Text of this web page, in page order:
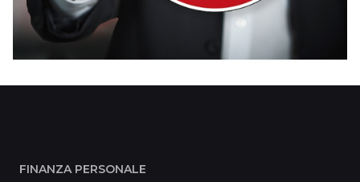
FINANZA PERSONALE